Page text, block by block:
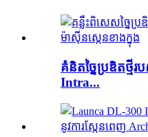
គំនិតច្នៃប្រឌិតថ្មី
Intra...